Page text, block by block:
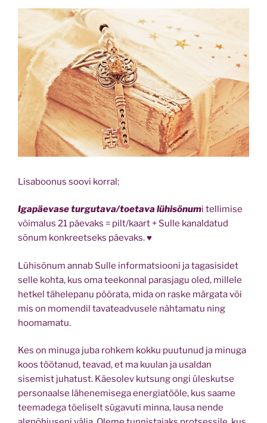
Lisaboonus soovi korral:
Igapäevase turgutava/toetava lühisõnumi tellimise
võimalus 21 päevaks = pilt/kaart + Sulle kanaldatud
sõnum konkreetseks päevaks. ♥
Lühisõnum annab Sulle informatsiooni ja tagasisidet
selle kohta, kus oma teekonnal parasjagu oled, millele
hetkel tähelepanu pöörata, mida on raske märgata või
mis on momendil tavateadvusele nähtamatu ning
hoomamatu.
Kes on minuga juba rohkem kokku puutunud ja minuga
koos töötanud, teavad, et ma kuulan ja usaldan
sisemist juhatust. Käesolev kutsung ongi üleskutse
personaalse lähenemisega energiatööle, kus saame
teemadega tõeliselt sügavuti minna, lausa nende